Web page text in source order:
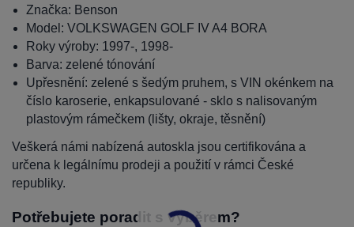
Značka: Benson
Model: VOLKSWAGEN GOLF IV A4 BORA
Roky výroby: 1997-, 1998-
Barva: zelené tónování
Upřesnění: zelené s šedým pruhem, s VIN okénkem na
číslo karoserie, enkapsulované - sklo s nalisovaným
plastovým rámečkem (lišty, okraje, těsnění)
Veškerá námi nabízená autoskla jsou certifikována a
určena k legálnímu prodeji a použití v rámci České
republiky.
Potřebujete poradit s výběrem?